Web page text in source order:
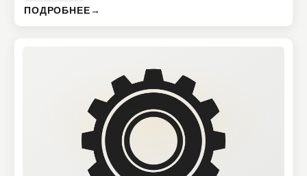
ПОДРОБНЕЕ→